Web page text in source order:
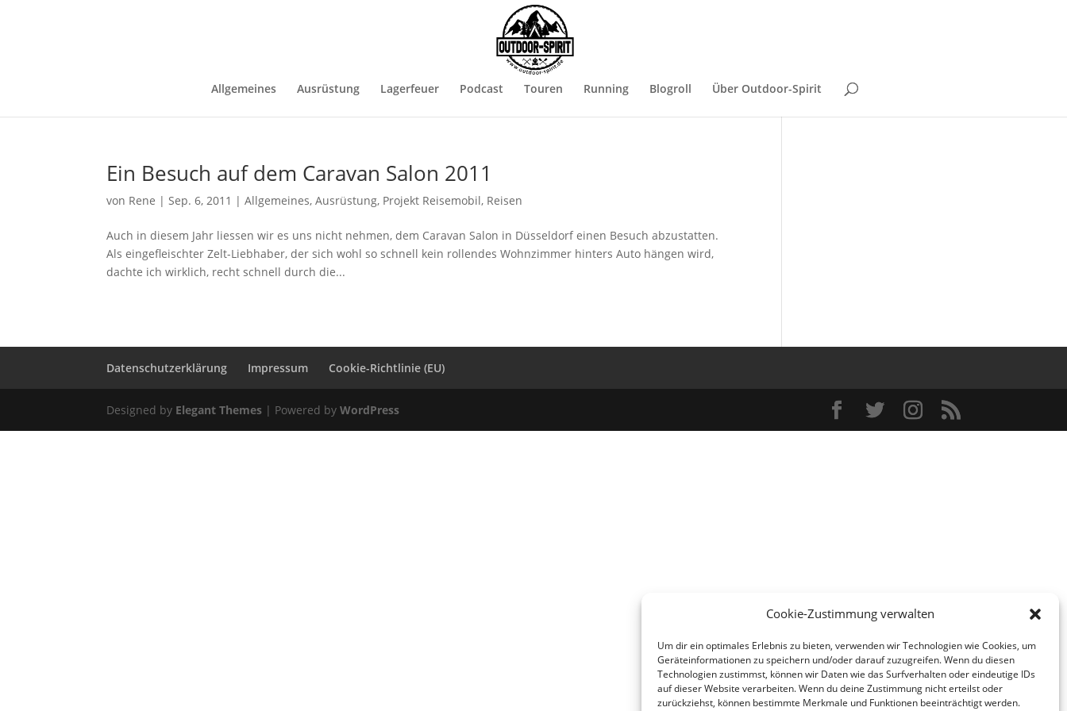
Cookie-Zustimmung verwalten
Um dir ein optimales Erlebnis zu bieten, verwenden wir Technologien wie Cookies, um
Geräteinformationen zu speichern und/oder darauf zuzugreifen. Wenn du diesen
Technologien zustimmst, können wir Daten wie das Surfverhalten oder eindeutige IDs
auf dieser Website verarbeiten. Wenn du deine Zustimmung nicht erteilst oder
zurückziehst, können bestimmte Merkmale und Funktionen beeinträchtigt werden.
Allgemeines Ausrüstung Lagerfeuer Podcast Touren Running Blogroll Über Outdoor-Spirit
Ein Besuch auf dem Caravan Salon 2011
von Rene |Sep. 6, 2011 |Allgemeines,Ausrüstung, Projekt Reisemobil, Reisen
Auch in diesem Jahr liessen wir es uns nicht nehmen, dem Caravan Salon in Düsseldorf einen Besuch abzustatten.
Als eingefleischter Zelt-Liebhaber, der sich wohl so schnell kein rollendes Wohnzimmer hinters Auto hängen wird,
dachte ich wirklich, recht schnell durch die...
Datenschutzerklärung Impressum Cookie-Richtlinie (EU)
Designed by Elegant Themes | Powered byWordPress